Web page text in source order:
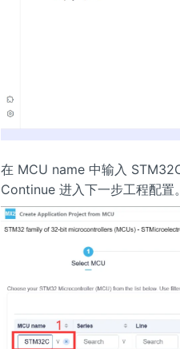
在 MCU name 中输入
Continue 进入下一步工程配置。